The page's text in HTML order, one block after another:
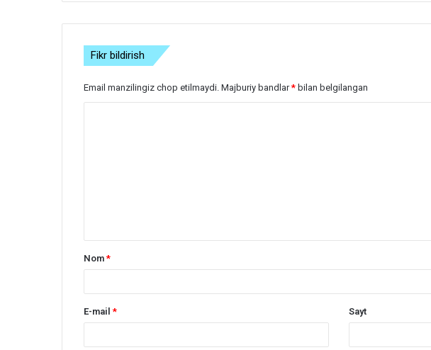
Fikr bildirish
Email manzilingiz chop etilmaydi. Majburiy bandlar* bilan belgilangan
Nom*
E-mail* Sayt